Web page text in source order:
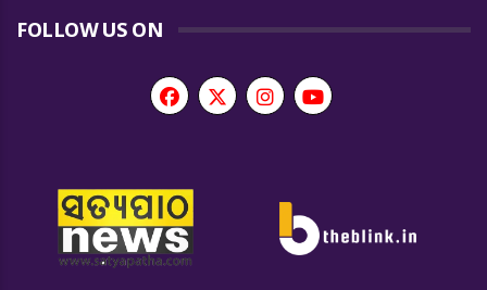
FOLLOW US ON